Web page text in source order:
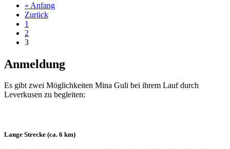
« Anfang
Zurück
1
2
3
Anmeldung
Es gibt zwei Möglichkeiten Mina Guli bei ihrem Lauf durch
Leverkusen zu begleiten:
Lange Strecke (ca. 6 km)